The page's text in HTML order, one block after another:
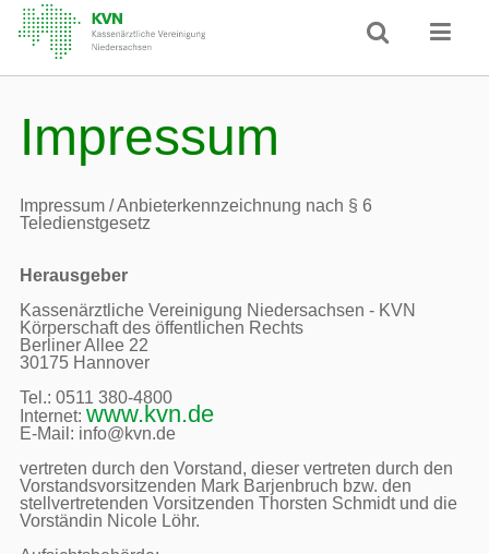
Impressum
Impressum / Anbieterkennzeichnung nach § 6
Teledienstgesetz
Herausgeber
Kassenärztliche Vereinigung Niedersachsen - KVN
Körperschaft des öffentlichen Rechts
Berliner Allee 22
30175 Hannover
Tel.: 0511 380-4800
Internet: www.kvn.de
E-Mail: info@kvn.de
vertreten durch den Vorstand, dieser vertreten durch den
Vorstandsvorsitzenden Mark Barjenbruch bzw. den
stellvertretenden Vorsitzenden Thorsten Schmidt und die
Vorständin Nicole Löhr.